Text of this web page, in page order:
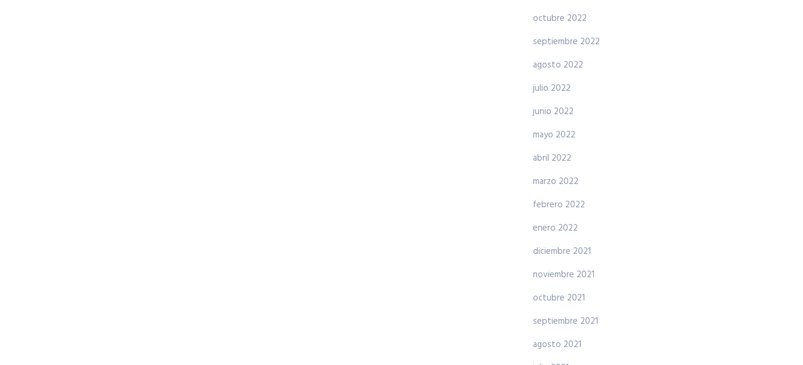
octubre 2022
septiembre 2022
agosto 2022
julio 2022
junio 2022
mayo 2022
abril 2022
marzo 2022
febrero 2022
enero 2022
diciembre 2021
noviembre 2021
octubre 2021
septiembre 2021
agosto 2021